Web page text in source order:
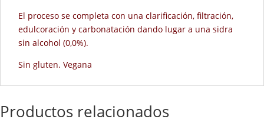
El proceso se completa con una clarificación, filtración,
edulcoración y carbonatación dando lugar a una sidra
sin alcohol (0,0%).
Sin gluten. Vegana
Productos relacionados